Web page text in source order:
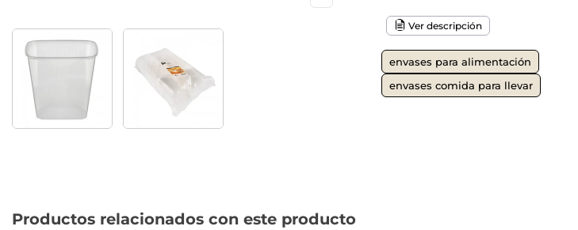
Ver descripción
envases para alimentación
envases comida para llevar
Productos relacionados con este producto